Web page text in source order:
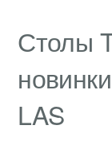
Столы
LAS